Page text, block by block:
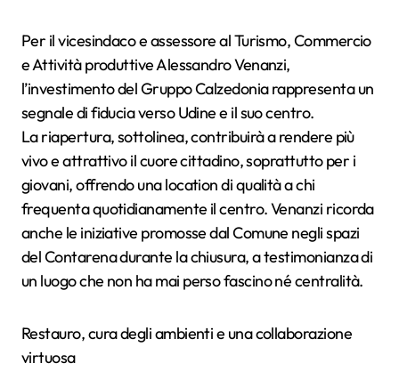
Per il vicesindaco e assessore al Turismo, Commercio
e Attività produttive Alessandro Venanzi,
l’investimento del Gruppo Calzedonia rappresenta un
segnale di fiducia verso Udine e il suo centro.
La riapertura, sottolinea, contribuirà a rendere più
vivo e attrattivo il cuore cittadino, soprattutto per i
giovani, offrendo una location di qualità a chi
frequenta quotidianamente il centro. Venanzi ricorda
anche le iniziative promosse dal Comune negli spazi
del Contarena durante la chiusura, a testimonianza di
un luogo che non ha mai perso fascino né centralità.
Restauro, cura degli ambienti e una collaborazione
virtuosa